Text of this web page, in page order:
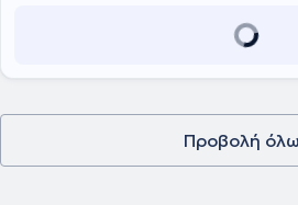
εργασία ή οδήγηση. Επιπλέον, διαθέτει
φακέλων ΚΕΠΑ, προσφέροντας
Προβολή